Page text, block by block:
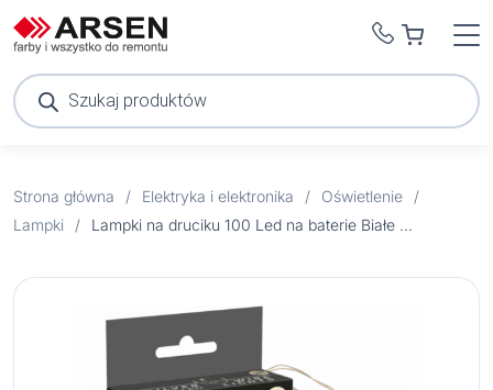
Wyszukiwarka
produktów
Strona główna / Elektryka i elektronika / Oświetlenie
/
Lampki
/ Lampki na druciku 100 Led na baterie Białe Ciepłe